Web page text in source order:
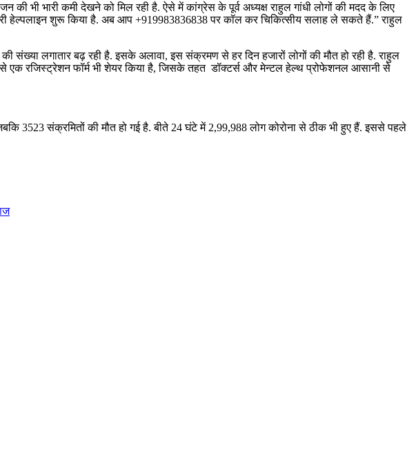
भी भारी कमी देखने को मिल रही है. ऐसे में कांग्रेस के पूर्व अध्यक्ष राहुल गांधी लोगों की मदद के लिए
शुरू किया है. अब आप +919983836838 पर कॉल कर चिकित्सीय सलाह ले सकते हैं.” राहुल
लगातार बढ़ रही है. इसके अलावा, इस संक्रमण से हर दिन हजारों लोगों की मौत हो रही है. राहुल
से एक रजिस्ट्रेशन फॉर्म भी शेयर किया है, जिसके तहत डॉक्टर्स और मेन्टल हेल्थ प्रोफेशनल आसानी से
3523 संक्रमितों की मौत हो गई है. बीते 24 घंटे में 2,99,988 लोग कोरोना से ठीक भी हुए हैं. इससे पहले